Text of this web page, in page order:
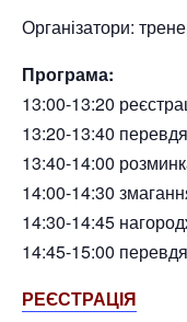
Організатори:
Програма:
13:00-13:20
13:20-13:40
13:40-14:00
14:00-14:30
14:30-14:45
14:45-15:00
РЕЄСТРАЦІЯ